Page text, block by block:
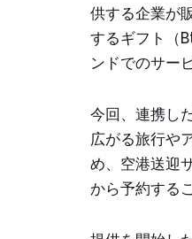
供する企業が
するギフト（
ンドでのサー
今回、連携し
広がる旅行や
め、空港送迎
から予約する